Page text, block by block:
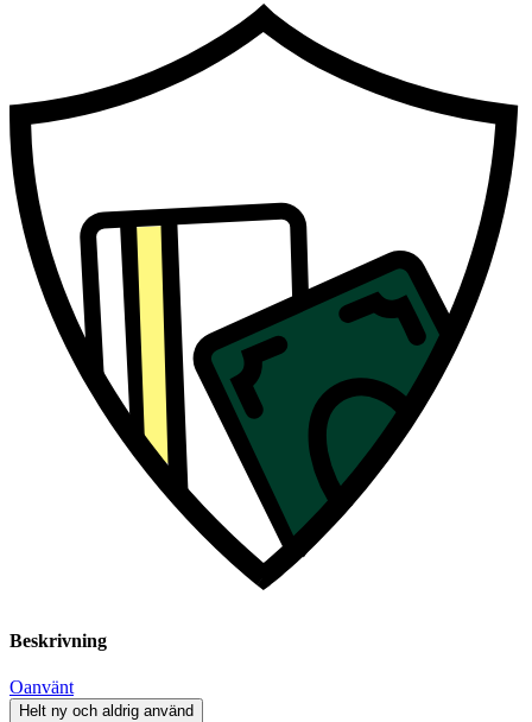
Beskrivning
Oanvänt
Helt ny och aldrig använd